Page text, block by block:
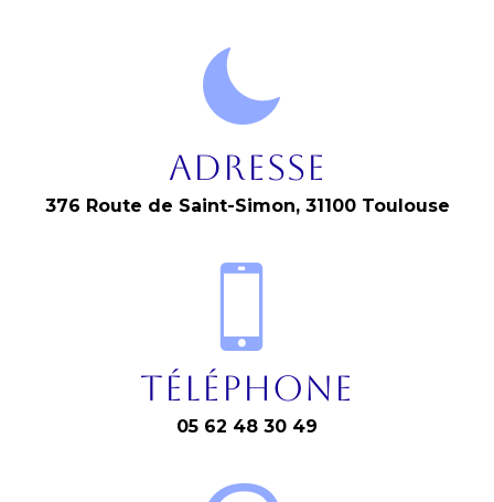
Adresse
376 Route de Saint-Simon, 31100 Toulouse
Téléphone
05 62 48 30 49